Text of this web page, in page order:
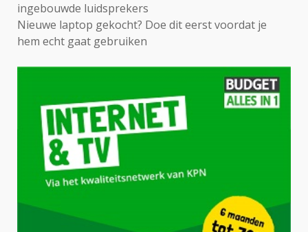
ingebouwde luidsprekers
Nieuwe laptop gekocht? Doe dit eerst voordat je
hem echt gaat gebruiken